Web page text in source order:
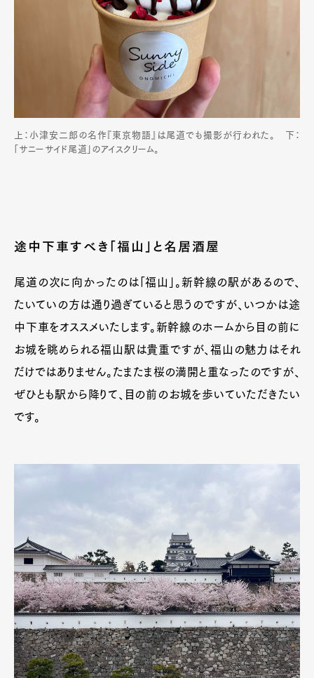
上：小津安二郎の名作『東京物語』は尾道でも撮影が行われた。 下：
「サニーサイド尾道」のアイスクリーム。
途中下車すべき「福山」と名居酒屋
尾道の次に向かったのは「福山」。新幹線の駅があるので、
たいていの方は通り過ぎていると思うのですが、いつかは途
中下車をオススメいたします。新幹線のホームから目の前に
お城を眺められる福山駅は貴重ですが、福山の魅力はそれ
だけではありません。たまたま桜の満開と重なったのですが、
ぜひとも駅から降りて、目の前のお城を歩いていただきたい
です。